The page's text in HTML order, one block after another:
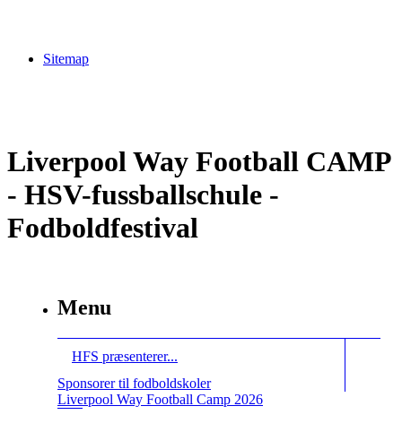
Sitemap
Liverpool Way Football CAMP
- HSV-fussballschule -
Fodboldfestival
Menu
HFS præsenterer...
Sponsorer til fodboldskoler
Liverpool Way Football Camp 2026